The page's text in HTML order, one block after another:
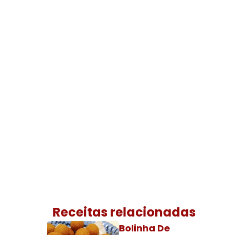
Receitas relacionadas
Bolinha De